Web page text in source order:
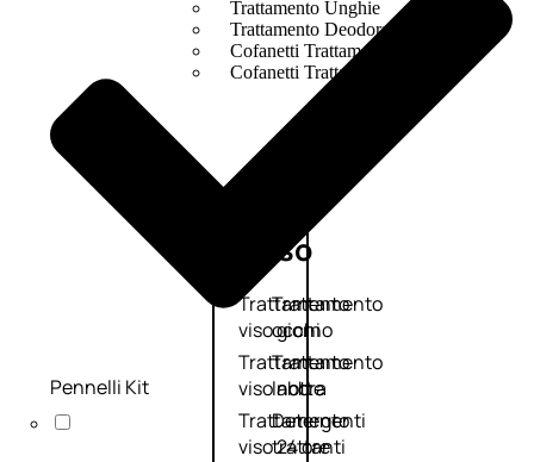
Trattamento Unghie
Trattamento Deodoranti
Cofanetti Trattamento Viso
Cofanetti Trattamento Corpo
Viso
Trattamento
viso giorno
Trattamento
viso notte
Trattamento
viso 24 ore
Trattamento
occhi
Trattamento
labbra
Detergenti
trattanti
Pennelli Kit